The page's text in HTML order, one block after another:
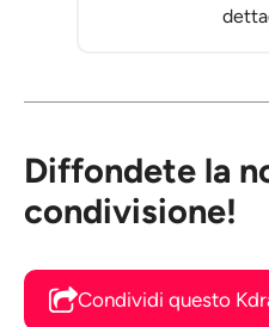
Diffondete la
condivisione!
Condividi questo